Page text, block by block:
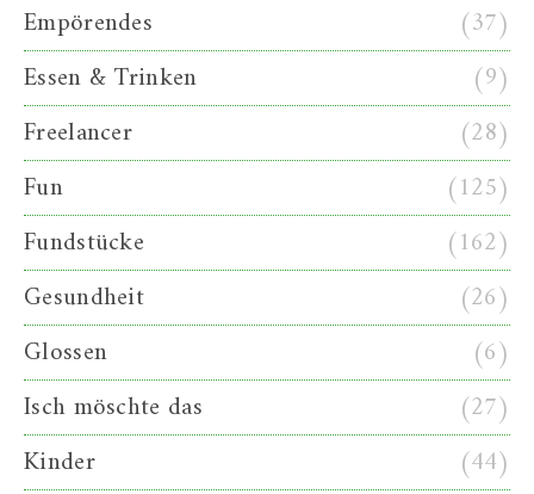
Empörendes
(37)
Essen & Trinken
(9)
Freelancer
(28)
Fun
(125)
Fundstücke
(162)
Gesundheit
(26)
Glossen
(6)
Isch möschte das
(27)
Kinder
(44)